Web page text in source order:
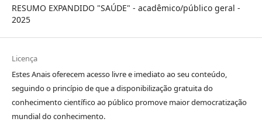
RESUMO EXPANDIDO "SAÚDE" - acadêmico/público geral -
2025
Licença
Estes Anais oferecem acesso livre e imediato ao seu conteúdo,
seguindo o princípio de que a disponibilização gratuita do
conhecimento científico ao público promove maior democratização
mundial do conhecimento.